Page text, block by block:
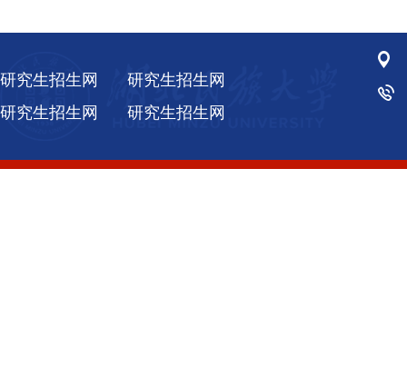
研究生招生网
研究生招生网
研究生招生网
研究生招生网